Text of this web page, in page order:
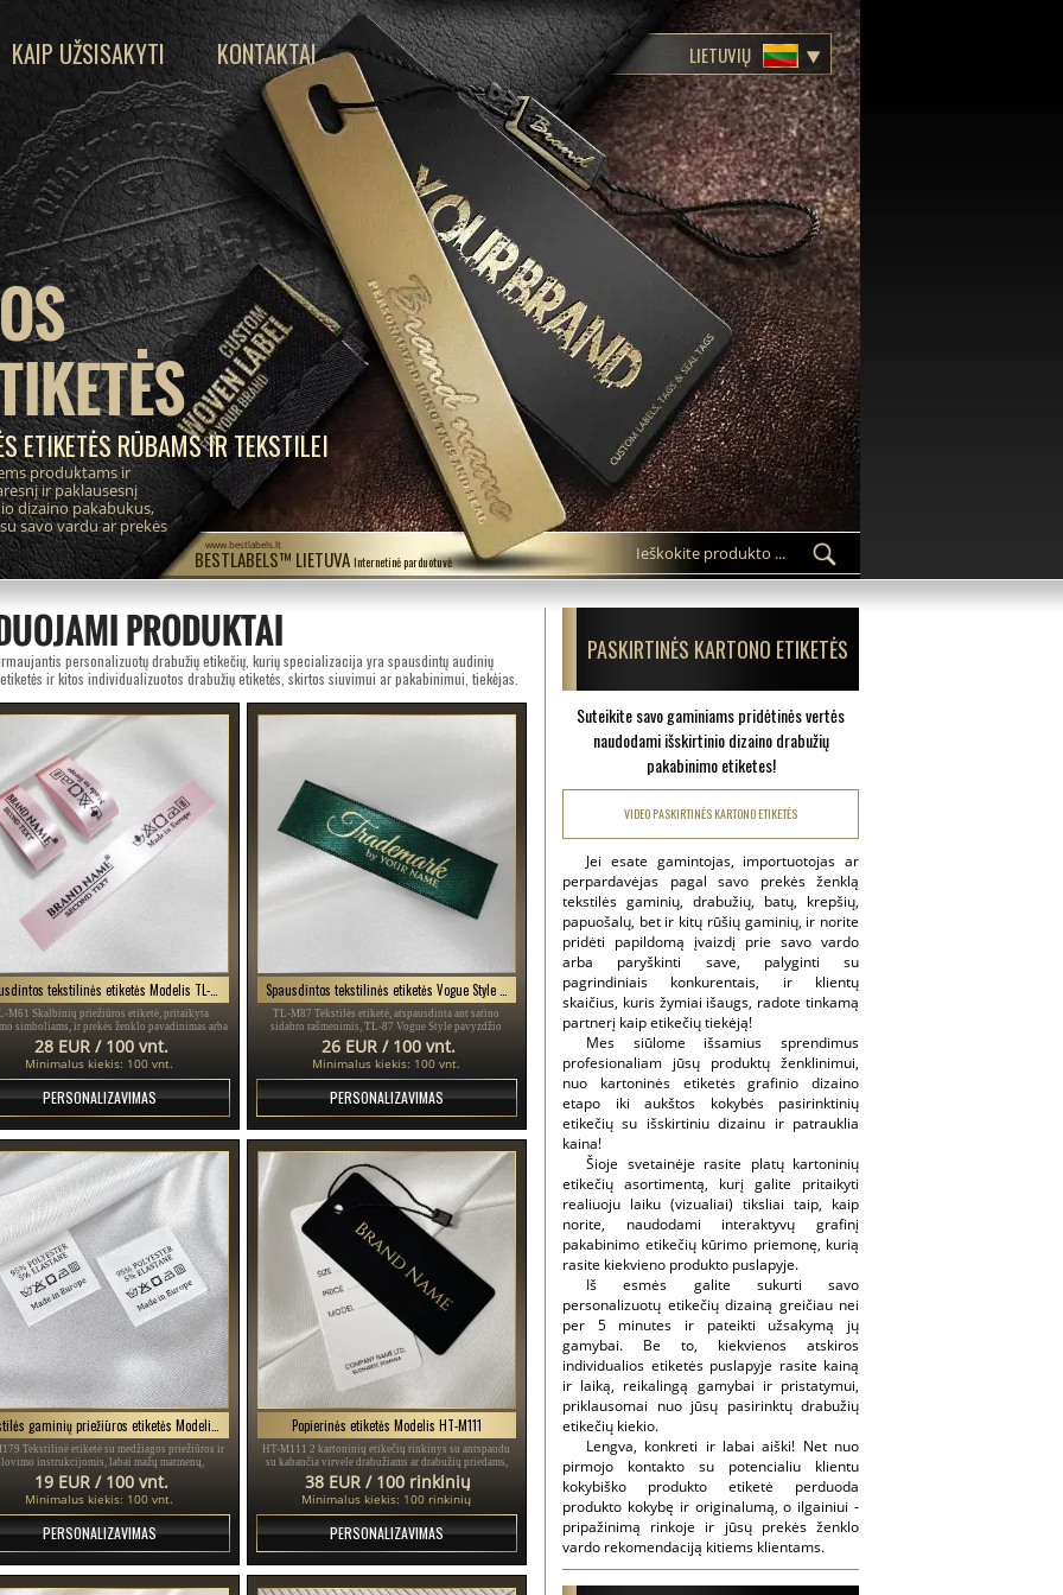
BESTLABELS™ LIETUVA Internetinė parduotuvė
www.bestlabels.lt
ETIKETĖS RŪBAMS IR TEKSTILEI
produktams ir
ir paklausesnį
dizaino pakabukus,
savo vardu ar prekės
KAIP UŽSISAKYTI KONTAKTAI LIETUVIŲ
PRODUKTAI
personalizuotų drabužių etikečių, kurių specializacija yra spausdintų audinių
ir kitos individualizuotos drabužių etiketės, skirtos siuvimui ar pakabinimui, tiekėjas.
Spausdintos tekstilinės etiketės Modelis TL-M61
M61 Skalbinių priežiūros etiketė, pritaikyta
simboliams, ir prekės ženklo pavadinimas arba
modelis TL-61, tinka bet kokiam tekstilės
gaminiui, ypač drabužiams.
28 EUR / 100 vnt.
Minimalus kiekis: 100 vnt.
PERSONALIZAVIMAS
TL-M87 Tekstilės etiketė, atspausdinta ant satino
sidabro rašmenimis, TL-87 Vogue Style pavyzdžio
vairuotojo pažymėjimai, skirta drabužiams, įvairiems
drabužiams ir aksesuarams.
26 EUR / 100 vnt.
Minimalus kiekis: 100 vnt.
PERSONALIZAVIMAS
Tekstilės gaminių priežiūros etiketės Modelis TC-M179
Tekstilinė etiketė su medžiagos priežiūros ir
instrukcijomis, labai mažų matmenų,
pagaminta iš smulkaus balto satino, pritaikyta
simboliams ir prekės ženklui.
19 EUR / 100 vnt.
Minimalus kiekis: 100 vnt.
PERSONALIZAVIMAS
Popierinės etiketės Modelis HT-M111
HT-M111 2 kartoninių etikečių rinkinys su antspaudu
su kabančia virvele drabužiams ar drabužių priedams,
pagamintas iš storo plastifikuoto kartono ir
atspausdintas aukso ir juodos spalvos tekstu.
38 EUR / 100 rinkinių
Minimalus kiekis: 100 rinkinių
PERSONALIZAVIMAS
PASKIRTINĖS KARTONO ETIKETĖS
Suteikite savo gaminiams pridėtinės vertės
naudodami išskirtinio dizaino drabužių
pakabinimo etiketes!
VIDEO PASKIRTINĖS KARTONO ETIKETĖS
Jei esate gamintojas, importuotojas ar
perpardavėjas pagal savo prekės ženklą
tekstilės gaminių, drabužių, batų, krepšių,
papuošalų, bet ir kitų rūšių gaminių, ir norite
pridėti papildomą įvaizdį prie savo vardo
arba paryškinti save, palyginti su
pagrindiniais konkurentais, ir klientų
skaičius, kuris žymiai išaugs, radote tinkamą
partnerį kaip etikečių tiekėją!
Mes siūlome išsamius sprendimus
profesionaliam jūsų produktų ženklinimui,
nuo kartoninės etiketės grafinio dizaino
etapo iki aukštos kokybės pasirinktinių
etikečių su išskirtiniu dizainu ir patrauklia
kaina!
Šioje svetainėje rasite platų kartoninių
etikečių asortimentą, kurį galite pritaikyti
realiuoju laiku (vizualiai) tiksliai taip, kaip
norite, naudodami interaktyvų grafinį
pakabinimo etikečių kūrimo priemonę, kurią
rasite kiekvieno produkto puslapyje.
Iš esmės galite sukurti savo
personalizuotų etikečių dizainą greičiau nei
per 5 minutes ir pateikti užsakymą jų
gamybai. Be to, kiekvienos atskiros
individualios etiketės puslapyje rasite kainą
ir laiką, reikalingą gamybai ir pristatymui,
priklausomai nuo jūsų pasirinktų drabužių
etikečių kiekio.
Lengva, konkreti ir labai aiški! Net nuo
pirmojo kontakto su potencialiu klientu
kokybiško produkto etiketė perduoda
produkto kokybę ir originalumą, o ilgainiui -
pripažinimą rinkoje ir jūsų prekės ženklo
vardo rekomendaciją kitiems klientams.